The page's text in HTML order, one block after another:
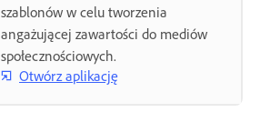
szablonów w celu tworzenia
angażującej zawartości do mediów
społecznościowych.
Otwórz aplikację